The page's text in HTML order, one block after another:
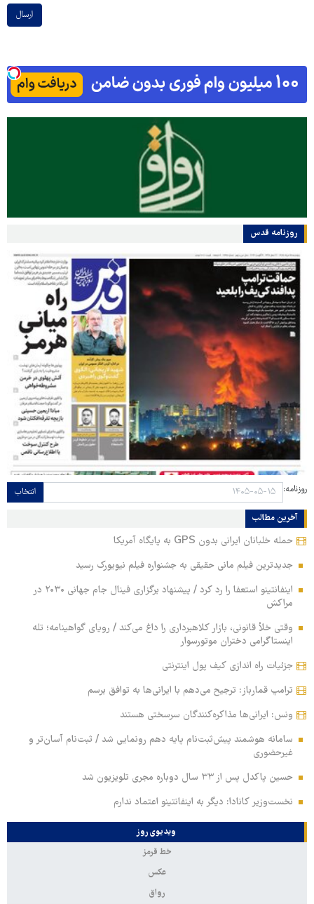
ارسال
روزنامه قدس
روزنامه: انتخاب
آخرین مطالب
حمله خلبانان ایرانی بدون GPS به پایگاه آمریکا
جدیدترین فیلم مانی حقیقی به جشنواره فیلم نیویورک رسید
اینفانتینو استعفا را رد کرد / پیشنهاد برگزاری فینال جام جهانی ۲۰۳۰ در
مراکش
وقتی خلأ قانونی، بازار کلاهبرداری را داغ می‌کند / رویای گواهینامه؛ تله
اینستاگرامی دختران موتورسوار
جزئیات راه اندازی کیف پول اینترنتی
ترامپ قمارباز: ترجیح می‌دهم با ایرانی‌ها به توافق برسم
ونس: ایرانی‌ها مذاکره‌کنندگان سرسختی هستند
سامانه هوشمند پیش‌ثبت‌نام پایه دهم رونمایی شد / ثبت‌نام آسان‌تر و
غیرحضوری
حسین پاکدل پس از ۳۳ سال دوباره مجری تلویزیون شد
نخست‌وزیر کانادا: دیگر به اینفانتینو اعتماد ندارم
ویدیوی روز
خط قرمز
عکس
رواق